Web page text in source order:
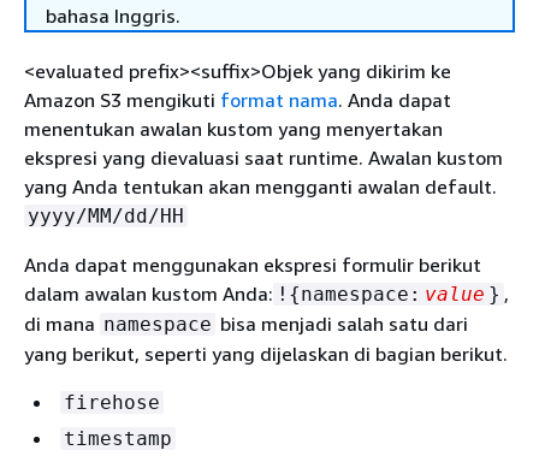
bahasa Inggris.
<evaluated prefix><suffix>Objek yang dikirim ke
Amazon S3 mengikuti format nama. Anda dapat
menentukan awalan kustom yang menyertakan
ekspresi yang dievaluasi saat runtime. Awalan kustom
yang Anda tentukan akan mengganti awalan default.
yyyy/MM/dd/HH
Anda dapat menggunakan ekspresi formulir berikut
dalam awalan kustom Anda: ! {namespace: value } ,
di mana namespace bisa menjadi salah satu dari
yang berikut, seperti yang dijelaskan di bagian berikut.
firehose
timestamp